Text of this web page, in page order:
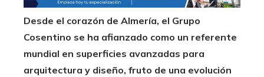
Desde el corazón de Almería, el Grupo
Cosentino se ha afianzado como un referente
mundial en superficies avanzadas para
arquitectura y diseño, fruto de una evolución